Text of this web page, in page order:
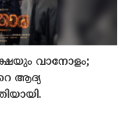
വാനോളം;
ആദ്യ